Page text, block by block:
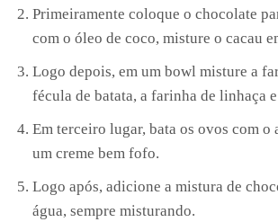
Primeiramente coloque o chocolate
com o óleo de coco, misture o cacau
Logo depois, em um bowl misture a
fécula de batata, a farinha de linhaça
Em terceiro lugar, bata os ovos com o
um creme bem fofo.
Logo após, adicione a mistura de
água, sempre misturando.